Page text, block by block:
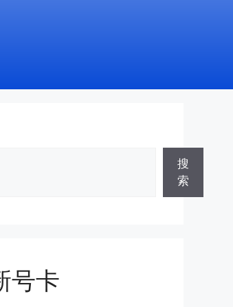
搜
索
号卡